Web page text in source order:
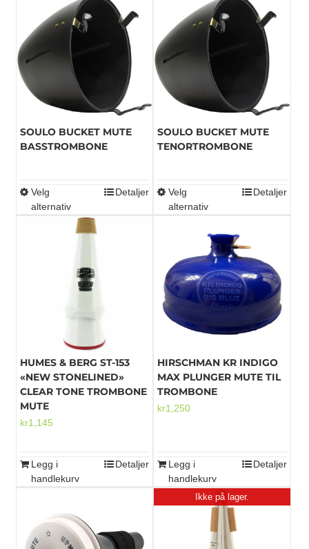
SOULO BUCKET MUTE
BASSTROMBONE
Velg
alternativ
Dette
har
varianter.
Alternativene
velges
produktsiden
Detaljer
SOULO BUCKET MUTE
TENORTROMBONE
Velg
alternativ
Dette
flere
varianter.
Alternativene
kan
på
Detaljer
HUMES & BERG ST-153
«NEW STONELINED»
CLEAR TONE TROMBONE
MUTE
kr1,145
Legg i
handlekurv
Detaljer
HIRSCHMAN KR INDIGO
MAX PLUNGER MUTE TIL
TROMBONE
kr1,250
Legg i
handlekurv
Detaljer
Ikke på lager.